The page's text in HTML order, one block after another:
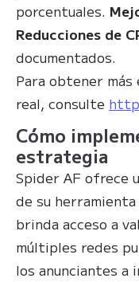
porcentuales.
Reducciones de
documentados.
Para obtener más
real, consulte
Cómo
estrategia
Spider AF ofrece
de su
brinda acceso a
múltiples redes
los anunciantes a